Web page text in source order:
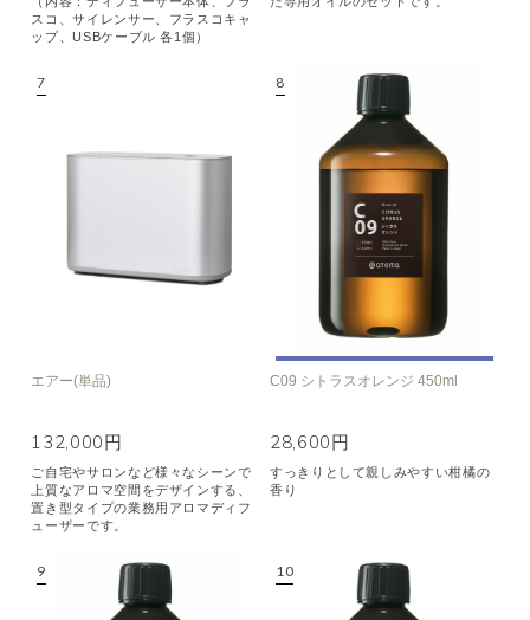
スコ、サイレンサー、フラスコキャ
ップ、USBケーブル 各1個）
エアー(単品)
132,000円
ご自宅やサロンなど様々なシーンで
上質なアロマ空間をデザインする、
置き型タイプの業務用アロマディフ
ューザーです。
C09 シトラスオレンジ 450ml
28,600円
すっきりとして親しみやすい柑橘の
香り